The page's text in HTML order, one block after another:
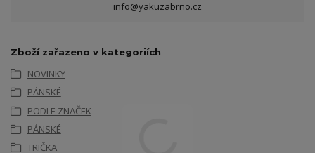
info@yakuzabrno.cz
Zboží zařazeno v kategoriích
NOVINKY
PÁNSKÉ
PODLE ZNAČEK
PÁNSKÉ
TRIČKA